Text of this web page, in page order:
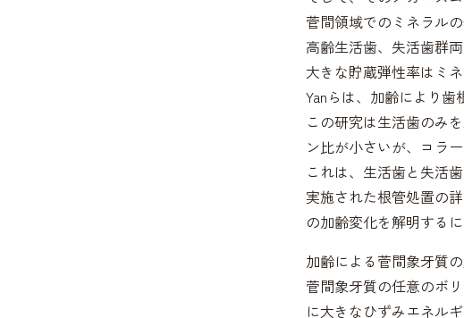
菅間領域でのミネラル
高齢生活歯、失活歯群
大きな貯蔵弾性率はミ
Yanらは、加齢により
この研究は生活歯のみ
ン比が小さいが、コラ
これは、生活歯と失活
実施された根管処置の
の加齢変化を解明する
加齢による菅間象牙質
菅間象牙質の任意のボ
に大きなひずみエネル